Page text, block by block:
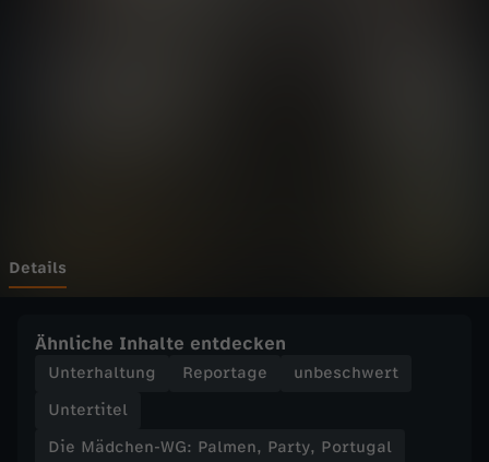
G
P
a
Details
Ähnliche Inhalte entdecken
Unterhaltung Reportage
unbeschwert
Untertitel
Die Mädchen-WG: Palmen, Party, Portugal